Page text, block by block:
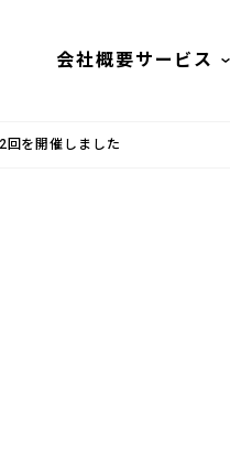
会社概要サービス
回を開催しました